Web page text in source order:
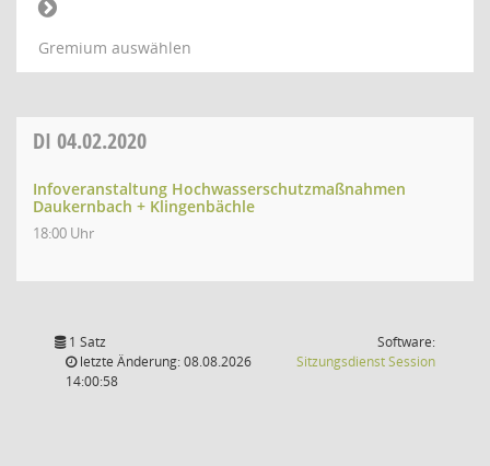
Gremium auswählen
DI 04.02.2020
Infoveranstaltung Hochwasserschutzmaßnahmen
Daukernbach + Klingenbächle
18:00 Uhr
1 Satz
letzte Änderung: 08.08.2026
14:00:58
Software:
SitzungsdienstSession(Wird in